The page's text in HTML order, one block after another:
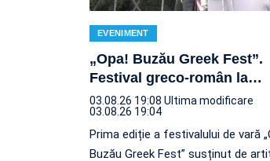
EVENIMENT
„Opa! Buzău Greek Fest”.
Festival greco-român la…
03.08.26 19:08 Ultima modificare
03.08.26 19:04
Prima ediție a festivalului de vară
Buzău Greek Fest” susținut de